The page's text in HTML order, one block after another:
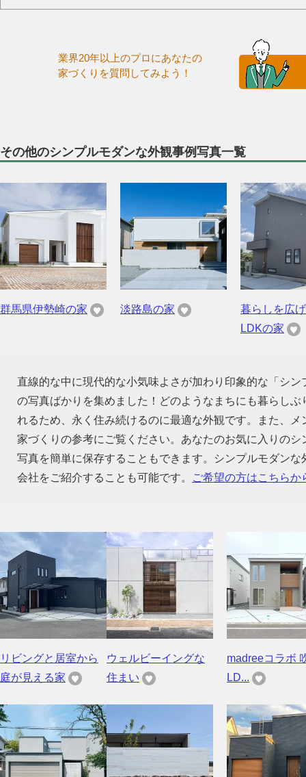
業界20年以上のプロにあなたの
家づくりを質問してみよう！
その他のシンプルモダンな外観事例写真一覧
群馬県伊勢崎の家 淡路島の家
暮らしを広
LDKの家
直線的な中に現代的な小気味よさが加わり印象的な「シ
の写真ばかりを集めました！どのようなまちにも暮らし
れるため、永く住み続けるのに最適な外観です。また、
家づくりの参考にご覧ください。あなたのお気に入りの
写真を簡単に保存することもできます。シンプルモダン
会社をご紹介することも可能です。
ご希望の方はこちらか
リビングと居室から
庭が見える家
ウェルビーイングな
住まい
madreeコラボ
LD...